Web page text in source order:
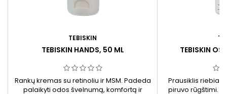
TEBISKIN
TEBISKIN HANDS, 50 ML
Rankų kremas su retinoliu ir MSM. Padeda
palaikyti odos švelnumą, komfortą ir
TEBISKIN
Prausiklis riebiai
piruvo rūgštimi.